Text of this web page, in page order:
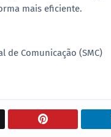
mais eficiente.
de Comunicação (SMC)